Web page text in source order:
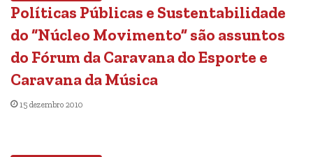
Políticas Públicas e Sustentabilidade
do “Núcleo Movimento” são assuntos
do Fórum da Caravana do Esporte e
Caravana da Música
15 dezembro 2010